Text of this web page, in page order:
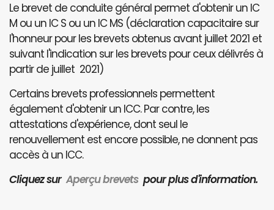
Le brevet de conduite général permet d'obtenir un IC
M ou un IC S ou un IC MS (déclaration capacitaire sur
l'honneur pour les brevets obtenus avant juillet 2021 et
suivant l'indication sur les brevets pour ceux délivrés à
partir de juillet 2021)
Certains brevets professionnels permettent
également d'obtenir un ICC. Par contre, les
attestations d'expérience, dont seul le
renouvellement est encore possible, ne donnent pas
accès à un ICC.
Cliquez surAperçu brevets pour plus d'information.